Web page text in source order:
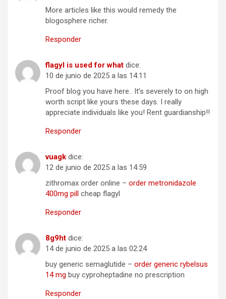
More articles like this would remedy the
blogosphere richer.
Responder
flagyl is used for what dice:
10 de junio de 2025 a las 14:11
Proof blog you have here.. It’s severely to on high
worth script like yours these days. I really
appreciate individuals like you! Rent guardianship!!
Responder
vuagk dice:
12 de junio de 2025 a las 14:59
zithromax order online – order metronidazole
400mg pill cheap flagyl
Responder
8g9ht dice:
14 de junio de 2025 a las 02:24
buy generic semaglutide – order generic rybelsus
14 mg buy cyproheptadine no prescription
Responder